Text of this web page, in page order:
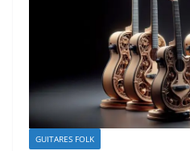
GUITARES FOLK